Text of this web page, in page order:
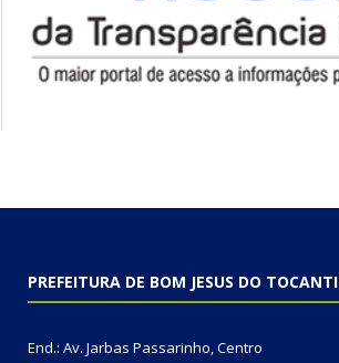
PREFEITURA DE BOM JESUS DO
End.: Av. Jarbas Passarinho, Centro